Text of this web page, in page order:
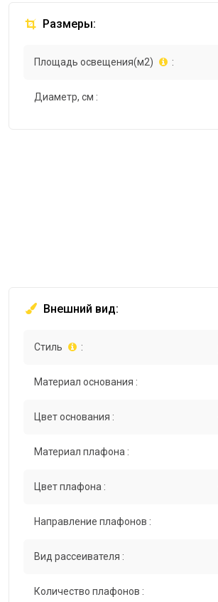
Размеры:
Площадь освещения(м2) :
Диаметр, см :
Внешний вид:
Стиль :
Материал основания :
Цвет основания :
Материал плафона :
Цвет плафона :
Направление плафонов :
Вид рассеивателя :
Количество плафонов :